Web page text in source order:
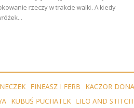
rzeczy w trakcie walki. A kiedy
FINEASZ I FERB KACZOR
KUBUŚ PUCHATEK LILO AND STITCH